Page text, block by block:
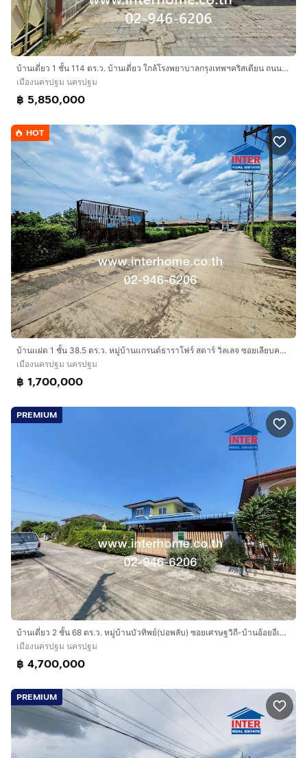
บ้านเดี่ยว 1 ชั้น 114 ตร.ว. บ้านเดี่ยว ใกล้โรงพยาบาลกรุงเทพฯคริสเตียน ถนนเพชรเกษม ถนน25มกรา เมืองนครปฐม นครปฐม
เมืองนครปฐม นครปฐม
฿ 5,850,000
HOT
บ้านเเฝด 1 ชั้น 38.5 ตร.ว. หมู่บ้านแกรนด์ธาราโฟร์ สตาร์ วิลเลจ ซอยเลียบคลองชลประธาน ถนนทางหลวงพิเศษหมายเลข81 (สายบางใหญ่-กาญจนบุรี)
เมืองนครปฐม นครปฐม
฿ 1,700,000
PREMIUM
บ้านเดี่ยว 2 ชั้น 68 ตร.ว. หมู่บ้านบัวทิพย์(บ่อพลับ) ซอยเศรษฐวิถี-บ้านอ้อยอีเตี้ย ใกล้สำนักงานเทศบาลตำบลบ่อพลับ ถนนทางหลวงพิเศษหมายเลข81
เมืองนครปฐม นครปฐม
฿ 4,700,000
PREMIUM